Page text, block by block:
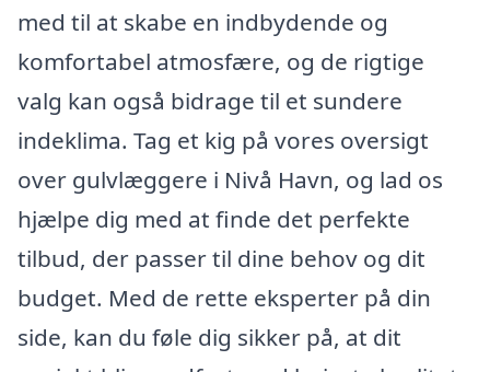
med til at skabe en indbydende og
komfortabel atmosfære, og de rigtige
valg kan også bidrage til et sundere
indeklima. Tag et kig på vores oversigt
over gulvlæggere i Nivå Havn, og lad os
hjælpe dig med at finde det perfekte
tilbud, der passer til dine behov og dit
budget. Med de rette eksperter på din
side, kan du føle dig sikker på, at dit